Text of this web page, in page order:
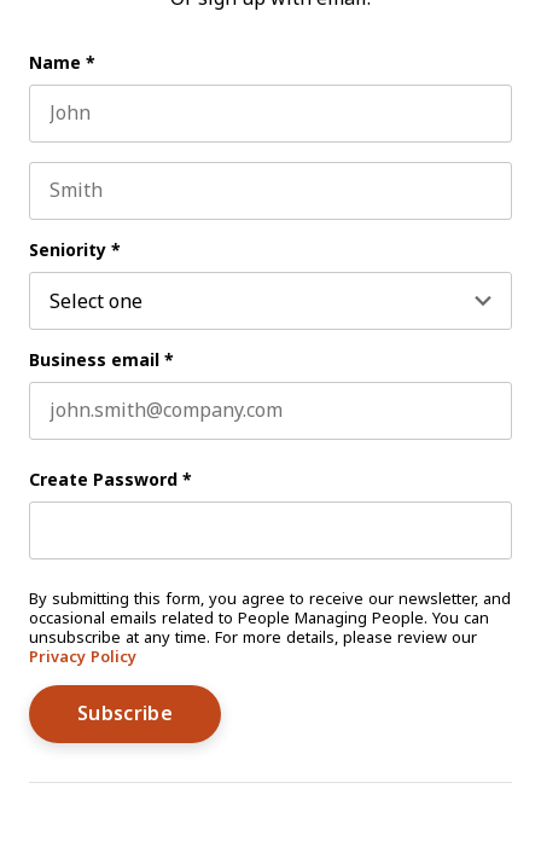
Name *
Seniority *
Business email *
Create Password *
By submitting this form, you agree to receive our newsletter, and
occasional emails related to People Managing People. You can
unsubscribe at any time. For more details, please review our
Privacy Policy